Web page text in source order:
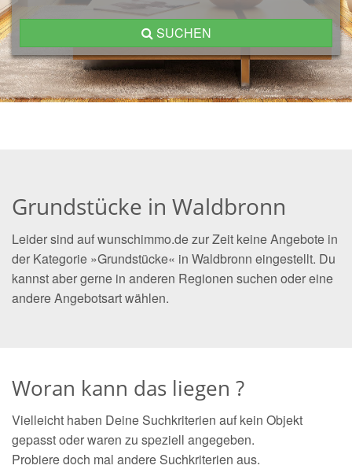
SUCHEN
Grundstücke in Waldbronn
Leider sind auf wunschimmo.de zur Zeit keine Angebote in
der Kategorie »Grundstücke« in Waldbronn eingestellt. Du
kannst aber gerne in anderen Regionen suchen oder eine
andere Angebotsart wählen.
Woran kann das liegen ?
Vielleicht haben Deine Suchkriterien auf kein Objekt
gepasst oder waren zu speziell angegeben.
Probiere doch mal andere Suchkriterien aus.